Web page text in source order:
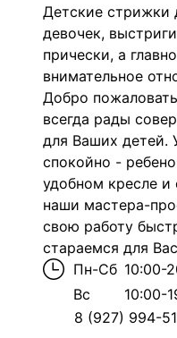
Детские стрижки
девочек,
прически, а
внимательное
Добро
всегда рады
для Ваших детей.
спокойно -
удобном кресле и
наши мастера-
свою работу
стараемся для
Пн-Сб 10:00-
Вс
10:00-
8 (927) 994-